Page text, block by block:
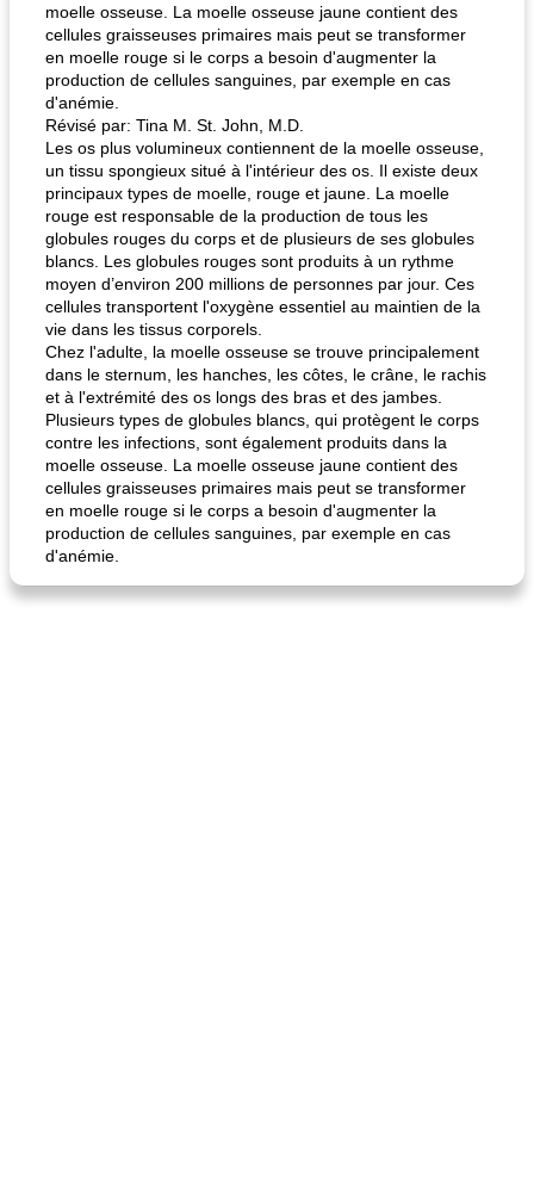
moelle osseuse. La moelle osseuse jaune contient des
cellules graisseuses primaires mais peut se transformer
en moelle rouge si le corps a besoin d'augmenter la
production de cellules sanguines, par exemple en cas
d'anémie.
Révisé par: Tina M. St. John, M.D.
Les os plus volumineux contiennent de la moelle osseuse,
un tissu spongieux situé à l'intérieur des os. Il existe deux
principaux types de moelle, rouge et jaune. La moelle
rouge est responsable de la production de tous les
globules rouges du corps et de plusieurs de ses globules
blancs. Les globules rouges sont produits à un rythme
moyen d’environ 200 millions de personnes par jour. Ces
cellules transportent l'oxygène essentiel au maintien de la
vie dans les tissus corporels.
Chez l'adulte, la moelle osseuse se trouve principalement
dans le sternum, les hanches, les côtes, le crâne, le rachis
et à l'extrémité des os longs des bras et des jambes.
Plusieurs types de globules blancs, qui protègent le corps
contre les infections, sont également produits dans la
moelle osseuse. La moelle osseuse jaune contient des
cellules graisseuses primaires mais peut se transformer
en moelle rouge si le corps a besoin d'augmenter la
production de cellules sanguines, par exemple en cas
d'anémie.